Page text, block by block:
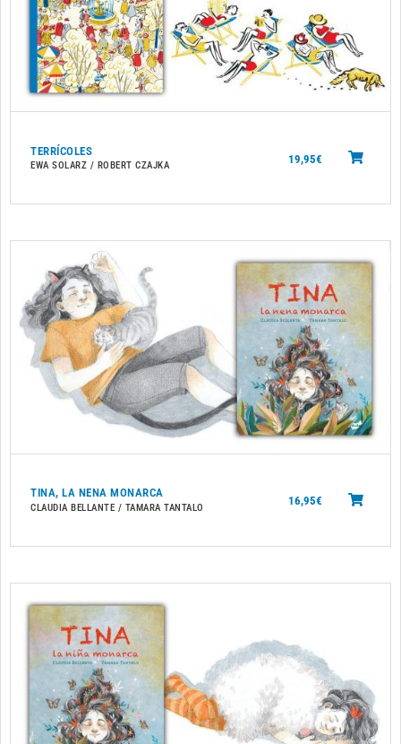
TERRÍCOLES
EWA SOLARZ / ROBERT CZAJKA 19,95€
TINA, LA NENA MONARCA
CLAUDIA BELLANTE / TAMARA TANTALO 16,95€